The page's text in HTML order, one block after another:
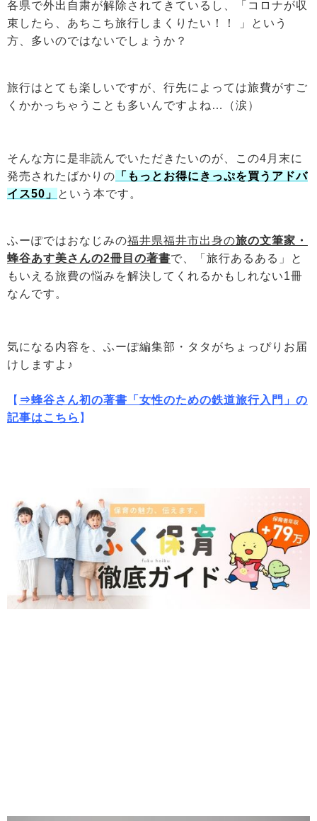
各県で外出自粛が解除されてきているし、「コロナが収
束したら、あちこち旅行しまくりたい！！ 」という
方、多いのではないでしょうか？
旅行はとても楽しいですが、行先によっては旅費がすご
くかかっちゃうことも多いんですよね…（涙）
そんな方に是非読んでいただきたいのが、この4月末に
発売されたばかりの 「もっとお得にきっぷを買うアドバ
イス50」
という本です。
ふーぽではおなじみの福井県福井市出身の旅の文筆家・
蜂谷あす美さんの2冊目の著書で、「旅行あるある」と
もいえる旅費の悩みを解決してくれるかもしれない1冊
なんです。
気になる内容を、ふーぽ編集部・タタがちょっぴりお届
けしますよ♪
【 ⇒蜂谷さん初の著書「女性のための鉄道旅行入門」の
記事はこちら 】